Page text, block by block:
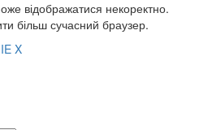
відображатися некоректно.
більш сучасний браузер.
IE X